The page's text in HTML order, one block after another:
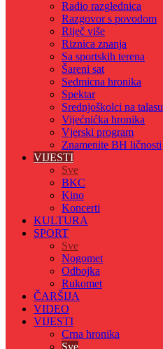
Radio razglednica
Razgovor s povodom
Riječ više
Riznica znanja
Sa sportskih terena
Šareni sat
Sedmicna hronika
Spektar
Srednjoškolci na talasu
Vijećnićka hronika
Vjerski program
Znamenite BH ličnosti
VIJESTI
Sve
BKC
Kino
Koncerti
KULTURA
SPORT
Sve
Nogomet
Odbojka
Rukomet
ČARŠIJA
VIDEO
VIJESTI
Crna hronika
Sve